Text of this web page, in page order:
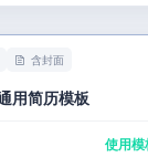
含封面
用简历模板
使用模